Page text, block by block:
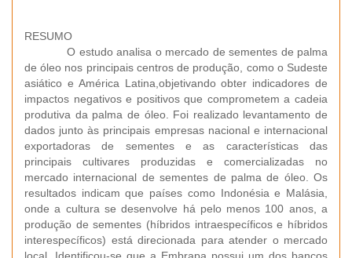
RESUMO
O estudo analisa o mercado de sementes de palma
de óleo nos principais centros de produção, como o Sudeste
asiático e América Latina,objetivando obter indicadores de
impactos negativos e positivos que comprometem a cadeia
produtiva da palma de óleo. Foi realizado levantamento de
dados junto às principais empresas nacional e internacional
exportadoras de sementes e as características das
principais cultivares produzidas e comercializadas no
mercado internacional de sementes de palma de óleo. Os
resultados indicam que países como Indonésia e Malásia,
onde a cultura se desenvolve há pelo menos 100 anos, a
produção de sementes (híbridos intraespecíficos e híbridos
interespecíficos) está direcionada para atender o mercado